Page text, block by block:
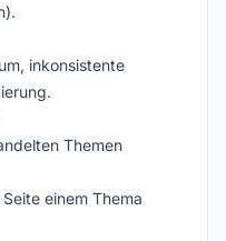
inkonsistente
Themen
einem Thema